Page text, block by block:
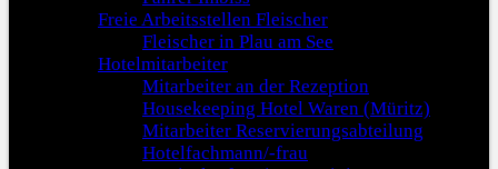
Freie Arbeitsstellen Fleischer
Fleischer in Plau am See
Hotelmitarbeiter
Mitarbeiter an der Rezeption
Housekeeping Hotel Waren (Müritz)
Mitarbeiter Reservierungsabteilung
Hotelfachmann/-frau